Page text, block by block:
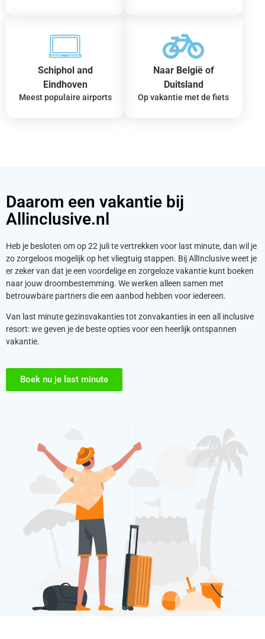
Schiphol and
Eindhoven
Meest populaire airports
Naar België of
Duitsland
Op vakantie met de fiets
Daarom een vakantie bij
Allinclusive.nl
Heb je besloten om op 22 juli te vertrekken voor last minute, dan wil je
zo zorgeloos mogelijk op het vliegtuig stappen. Bij AllInclusive weet je
er zeker van dat je een voordelige en zorgeloze vakantie kunt boeken
naar jouw droombestemming. We werken alleen samen met
betrouwbare partners die een aanbod hebben voor iedereen.
Van last minute gezinsvakanties tot zonvakanties in een all inclusive
resort: we geven je de beste opties voor een heerlijk ontspannen
vakantie.
Boek nu je last minute